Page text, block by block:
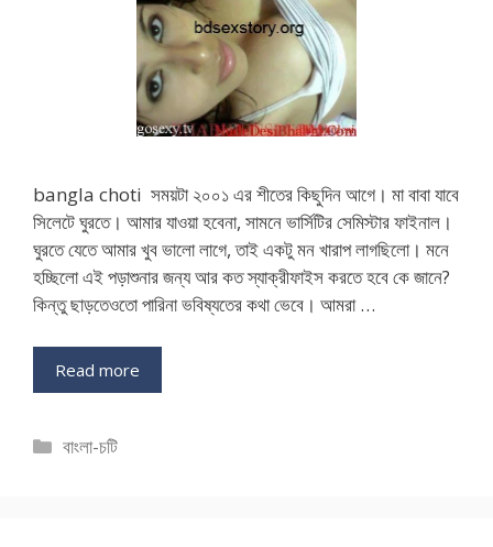
bangla choti সময়টা ২০০১ এর শীতের কিছুদিন আগে। মা বাবা যাবে
সিলেটে ঘুরতে। আমার যাওয়া হবেনা, সামনে ভার্সিটির সেমিস্টার ফাইনাল।
ঘুরতে যেতে আমার খুব ভালো লাগে, তাই একটু মন খারাপ লাগছিলো। মনে
হচ্ছিলো এই পড়াশুনার জন্য আর কত স্যাক্রীফাইস করতে হবে কে জানে?
কিন্তু ছাড়তেওতো পারিনা ভবিষ্যতের কথা ভেবে। আমরা …
Read more
Categories
বাংলা-চটি